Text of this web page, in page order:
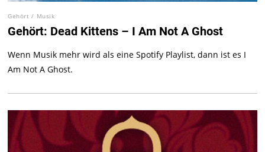
Gehört / Musik
Gehört: Dead Kittens – I Am Not A Ghost
Wenn Musik mehr wird als eine Spotify Playlist, dann ist es I
Am Not A Ghost.